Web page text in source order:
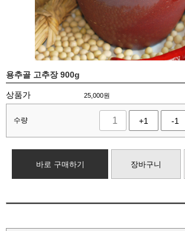
용추골 고추장 900g
상품가 25,000원
수량 +1 -1
바로 구매하기 장바구니